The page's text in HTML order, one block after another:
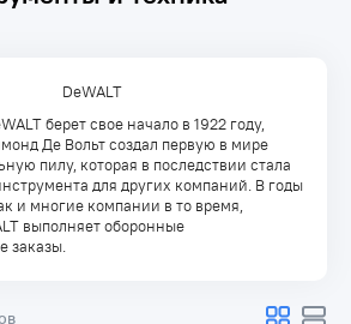
берет свое начало в 1922 году,
Де Вольт создал первую в мире
пилу, которая в последствии стала
для других компаний. В годы
и многие компании в то время,
выполняет оборонные
заказы.